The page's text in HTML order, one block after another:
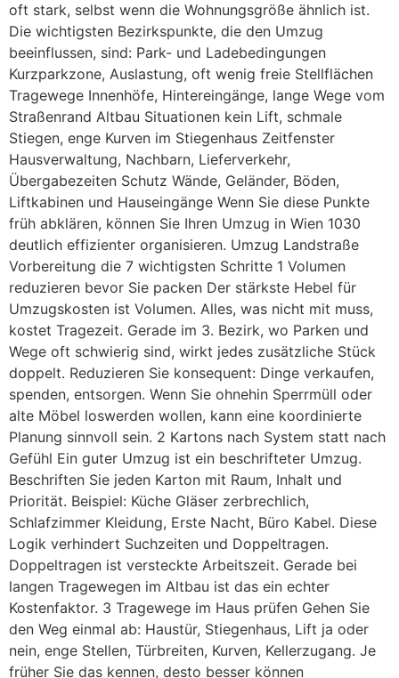
oft stark, selbst wenn die Wohnungsgröße ähnlich ist.
Die wichtigsten Bezirkspunkte, die den Umzug
beeinflussen, sind: Park- und Ladebedingungen
Kurzparkzone, Auslastung, oft wenig freie Stellflächen
Tragewege Innenhöfe, Hintereingänge, lange Wege vom
Straßenrand Altbau Situationen kein Lift, schmale
Stiegen, enge Kurven im Stiegenhaus Zeitfenster
Hausverwaltung, Nachbarn, Lieferverkehr,
Übergabezeiten Schutz Wände, Geländer, Böden,
Liftkabinen und Hauseingänge Wenn Sie diese Punkte
früh abklären, können Sie Ihren Umzug in Wien 1030
deutlich effizienter organisieren. Umzug Landstraße
Vorbereitung die 7 wichtigsten Schritte 1 Volumen
reduzieren bevor Sie packen Der stärkste Hebel für
Umzugskosten ist Volumen. Alles, was nicht mit muss,
kostet Tragezeit. Gerade im 3. Bezirk, wo Parken und
Wege oft schwierig sind, wirkt jedes zusätzliche Stück
doppelt. Reduzieren Sie konsequent: Dinge verkaufen,
spenden, entsorgen. Wenn Sie ohnehin Sperrmüll oder
alte Möbel loswerden wollen, kann eine koordinierte
Planung sinnvoll sein. 2 Kartons nach System statt nach
Gefühl Ein guter Umzug ist ein beschrifteter Umzug.
Beschriften Sie jeden Karton mit Raum, Inhalt und
Priorität. Beispiel: Küche Gläser zerbrechlich,
Schlafzimmer Kleidung, Erste Nacht, Büro Kabel. Diese
Logik verhindert Suchzeiten und Doppeltragen.
Doppeltragen ist versteckte Arbeitszeit. Gerade bei
langen Tragewegen im Altbau ist das ein echter
Kostenfaktor. 3 Tragewege im Haus prüfen Gehen Sie
den Weg einmal ab: Haustür, Stiegenhaus, Lift ja oder
nein, enge Stellen, Türbreiten, Kurven, Kellerzugang. Je
früher Sie das kennen, desto besser können